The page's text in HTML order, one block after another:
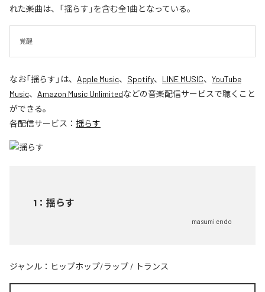
れた楽曲は、「揺らす」を含む全1曲となっている。
覚醒
なお「揺らす 」は、 Apple Music、 Spotify、 LINE MUSIC、 YouTube
Music、 Amazon Music Unlimitedなどの音楽配信サービスで聴くこと
ができる。
各配信サービス： 揺らす
1 ： 揺らす
masumi endo
ジャンル： ヒップホップ/ラップ / トランス